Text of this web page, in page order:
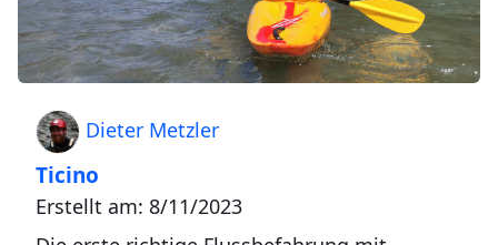
Dieter Metzler
Ticino
Erstellt am: 8/11/2023